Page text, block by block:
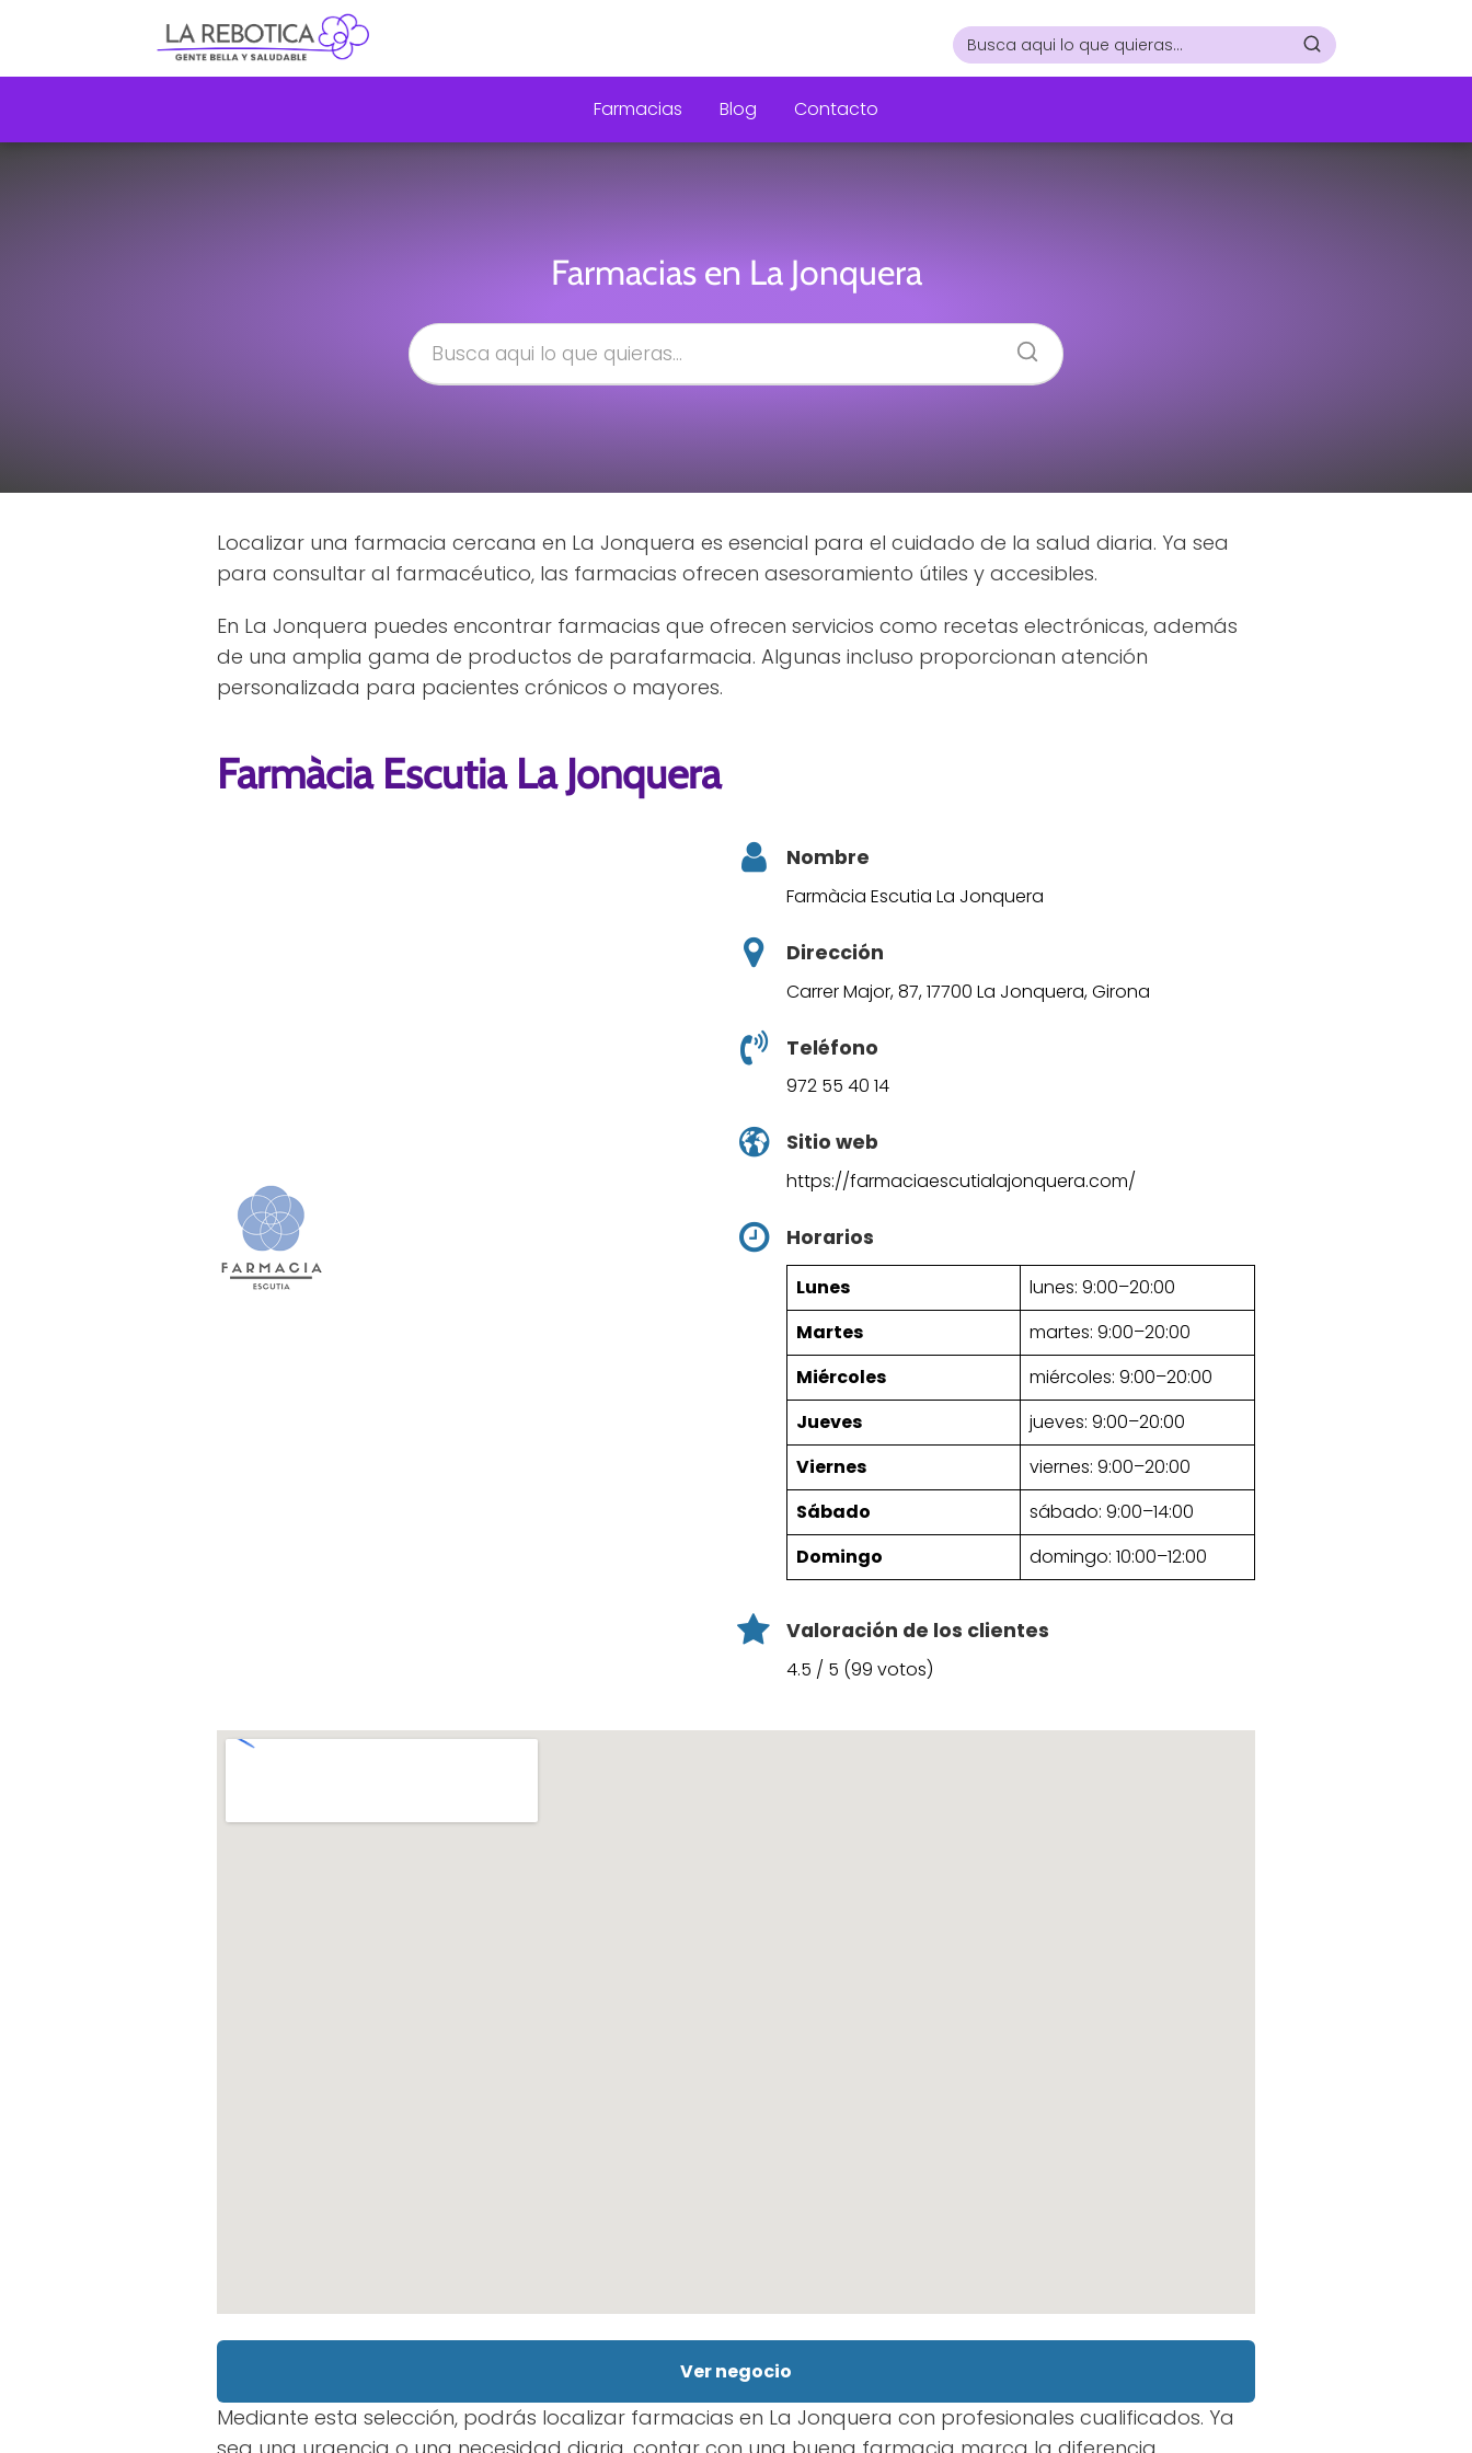
Farmacias Blog Contacto
Farmacias en La Jonquera
Localizar una farmacia cercana en La Jonquera es esencial para el cuidado de la salud diaria. Ya sea
para consultar al farmacéutico, las farmacias ofrecen asesoramiento útiles y accesibles.
En La Jonquera puedes encontrar farmacias que ofrecen servicios como recetas electrónicas, además
de una amplia gama de productos de parafarmacia. Algunas incluso proporcionan atención
personalizada para pacientes crónicos o mayores.
Farmàcia Escutia La Jonquera
Nombre
Farmàcia Escutia La Jonquera
Dirección
Carrer Major, 87, 17700 La Jonquera, Girona
Teléfono
972 55 40 14
Sitio web
https://farmaciaescutialajonquera.com/
Horarios
Lunes
lunes: 9:00–20:00
Martes
martes: 9:00–20:00
Miércoles
miércoles: 9:00–20:00
Jueves
jueves: 9:00–20:00
Viernes
viernes: 9:00–20:00
Sábado
sábado: 9:00–14:00
Domingo
domingo: 10:00–12:00
Valoración de los clientes
4.5 / 5 (99 votos)
Ver negocio
Mediante esta selección, podrás localizar farmacias en La Jonquera con profesionales cualificados. Ya